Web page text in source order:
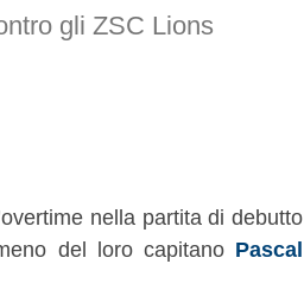
gli ZSC Lions
nella partita di debutto
del loro capitano Pascal